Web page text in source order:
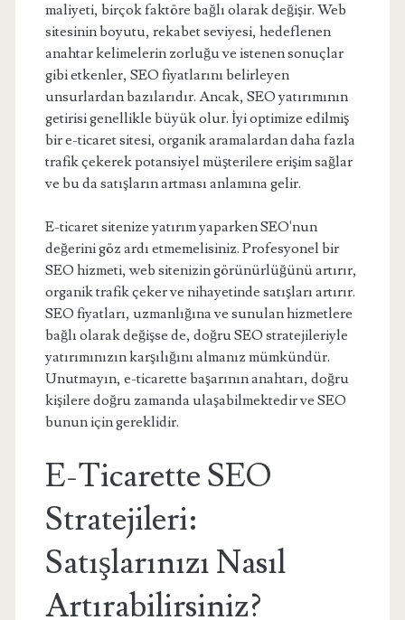
maliyeti, birçok faktöre bağlı olarak değişir. Web
sitesinin boyutu, rekabet seviyesi, hedeflenen
anahtar kelimelerin zorluğu ve istenen sonuçlar
gibi etkenler, SEO fiyatlarını belirleyen
unsurlardan bazılarıdır. Ancak, SEO yatırımının
getirisi genellikle büyük olur. İyi optimize edilmiş
bir e-ticaret sitesi, organik aramalardan daha fazla
trafik çekerek potansiyel müşterilere erişim sağlar
ve bu da satışların artması anlamına gelir.
E-ticaret sitenize yatırım yaparken SEO'nun
değerini göz ardı etmemelisiniz. Profesyonel bir
SEO hizmeti, web sitenizin görünürlüğünü artırır,
organik trafik çeker ve nihayetinde satışları artırır.
SEO fiyatları, uzmanlığına ve sunulan hizmetlere
bağlı olarak değişse de, doğru SEO stratejileriyle
yatırımınızın karşılığını almanız mümkündür.
Unutmayın, e-ticarette başarının anahtarı, doğru
kişilere doğru zamanda ulaşabilmektedir ve SEO
bunun için gereklidir.
E-Ticarette SEO
Stratejileri:
Satışlarınızı Nasıl
Artırabilirsiniz?